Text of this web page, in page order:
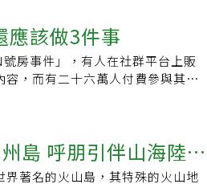
人生金句」：郭婞淳、楊勇緯、羅
家炒香，味道跟我在台灣吃的炸
200g–切丁、馬鈴薯 200g–切
櫛瓜 200g–切塊、青蔥 100g–切
熟*選擇彈性好的手打麵或手切細
：水＝1：2）、芝麻油 少許料理
，不停攪拌炒10分鐘，炒到起小泡
蒜末、薑末、蔥段爆香，再下豬
片說明，無私分享正宗韓式料理
食，「正韓食」即將在你家華麗
是我老婆妙麗到韓國第一個指定
看外送的鐵盒子，想起來還蠻好笑
要附上醃黃蘿蔔。炸醬麵在韓國
一包自己回家炒香，味道跟我在
）食材：豬五花 200g–切丁、馬
切塊、綠櫛瓜 200g–切塊、青
怒你還應該做3件事
房事件」，有人在社群平台上販
，而有二十六萬人付費參與其
情緒反應，如何因應面對以及自
師馮彥翔指出，由於N號房事件涉
描述就可能會讓人有煩躁、憤
島 呼朋引伴山海陸暢
著名的火山島，其特殊的火山地